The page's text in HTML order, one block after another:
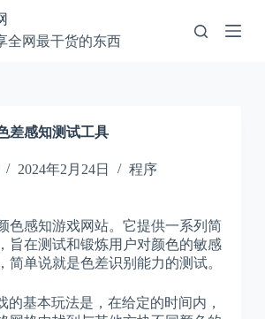
全网最干货的东西
差感知测试工具
2024年2月24日 程序
色感知游戏网站。它提供一系列简
旨在测试和锻炼用户对颜色的敏感
简单说就是色差识别能力的测试。
的基本玩法是，在给定的时间内，